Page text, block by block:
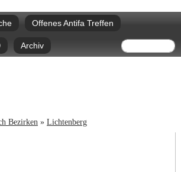
zum
Offenes Antifa Treffen
Archiv Suche
Bezirken » Lichtenberg